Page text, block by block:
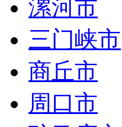
漯河市
三门峡市
商丘市
周口市